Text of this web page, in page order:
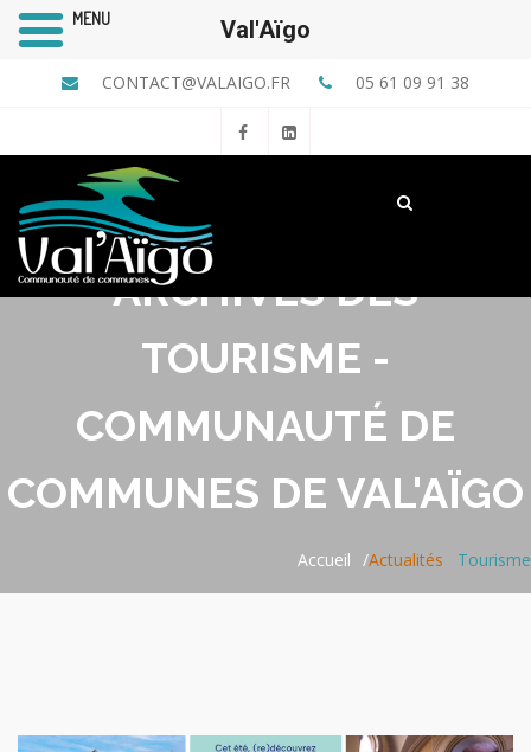
CONTACT@VALAIGO.FR 05 61 09 91 38
ARCHIVES DES
TOURISME -
COMMUNAUTÉ DE
COMMUNES DE VAL'AÏGO
Accueil Actualités Tourisme
MENU Val'Aïgo